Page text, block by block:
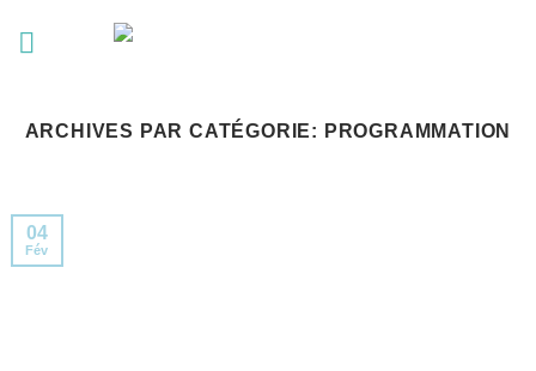
ARCHIVES PAR CATÉGORIE: PROGRAMMATION
04
Fév